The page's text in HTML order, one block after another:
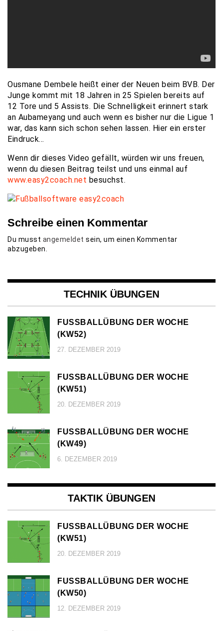
Ousmane Dembele heißt einer der Neuen beim BVB. Der
Junge kommt mit 18 Jahren in 25 Spielen bereits auf
12 Tore und 5 Assists. Die Schnelligkeit erinnert stark
an Aubameyang und auch wenn es bisher nur die Ligue 1
war, das kann sich schon sehen lassen. Hier ein erster
Eindruck…
Wenn dir dieses Video gefällt, würden wir uns freuen,
wenn du diesen Beitrag teilst und uns einmal auf
www.easy2coach.net besuchst.
Schreibe einen Kommentar
Du musst angemeldet sein, um einen Kommentar
abzugeben.
TECHNIK ÜBUNGEN
FUSSBALLÜBUNG DER WOCHE (
KW52)
27. DEZEMBER 2019
FUSSBALLÜBUNG DER WOCHE (
KW51)
20. DEZEMBER 2019
FUSSBALLÜBUNG DER WOCHE (
KW49)
6. DEZEMBER 2019
TAKTIK ÜBUNGEN
FUSSBALLÜBUNG DER WOCHE (
KW51)
20. DEZEMBER 2019
FUSSBALLÜBUNG DER WOCHE (
KW50)
12. DEZEMBER 2019